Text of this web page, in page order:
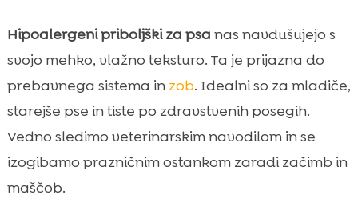
Hipoalergeni priboljški za psa nas navdušujejo s
svojo mehko, vlažno teksturo. Ta je prijazna do
prebavnega sistema in zob. Idealni so za mladiče,
starejše pse in tiste po zdravstvenih posegih.
Vedno sledimo veterinarskim navodilom in se
izogibamo prazničnim ostankom zaradi začimb in
maščob.